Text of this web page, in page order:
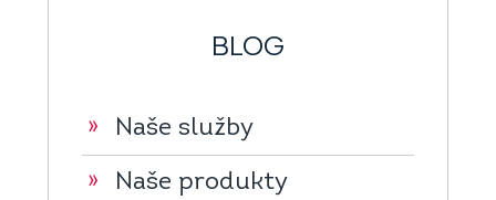
BLOG
» Naše služby
» Naše produkty